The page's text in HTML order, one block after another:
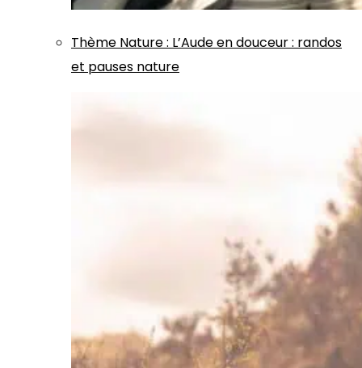
Thème Nature: L’Aude en douceur : randos
et pauses nature